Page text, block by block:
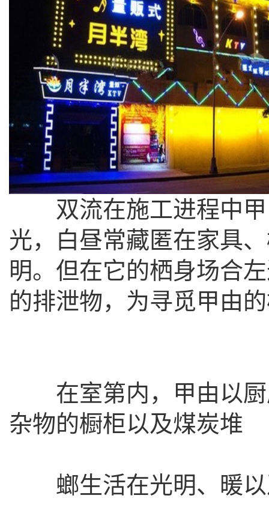
双流在施工进程中甲
光，白昼常藏匿在家具
明。但在它的栖身场合
的排泄物，为寻觅甲由
在室第内，甲由以厨
杂物的橱柜以及煤炭堆
螂生活在光明、暖以